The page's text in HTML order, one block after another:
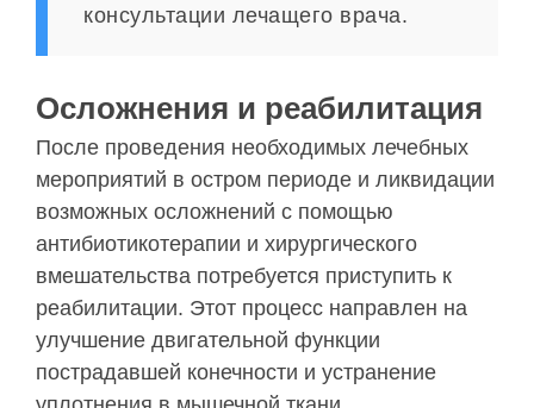
консультации лечащего врача.
Осложнения и реабилитация
После проведения необходимых лечебных
мероприятий в остром периоде и ликвидации
возможных осложнений с помощью
антибиотикотерапии и хирургического
вмешательства потребуется приступить к
реабилитации. Этот процесс направлен на
улучшение двигательной функции
пострадавшей конечности и устранение